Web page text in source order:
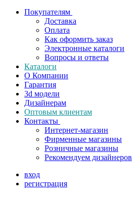
Покупателям
Доставка
Оплата
Как оформить заказ
Электронные каталоги
Вопросы и ответы
Каталоги
О Компании
Гарантия
3d модели
Дизайнерам
Оптовым клиентам
Контакты
Интернет-магазин
Фирменные магазины
Розничные магазины
Рекомендуем дизайнеров
вход
регистрация